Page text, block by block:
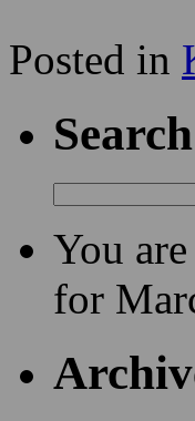
Posted in
Search
You
for